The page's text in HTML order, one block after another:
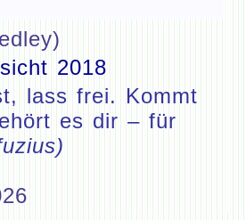
2018
lass frei. Kommt
es dir – für